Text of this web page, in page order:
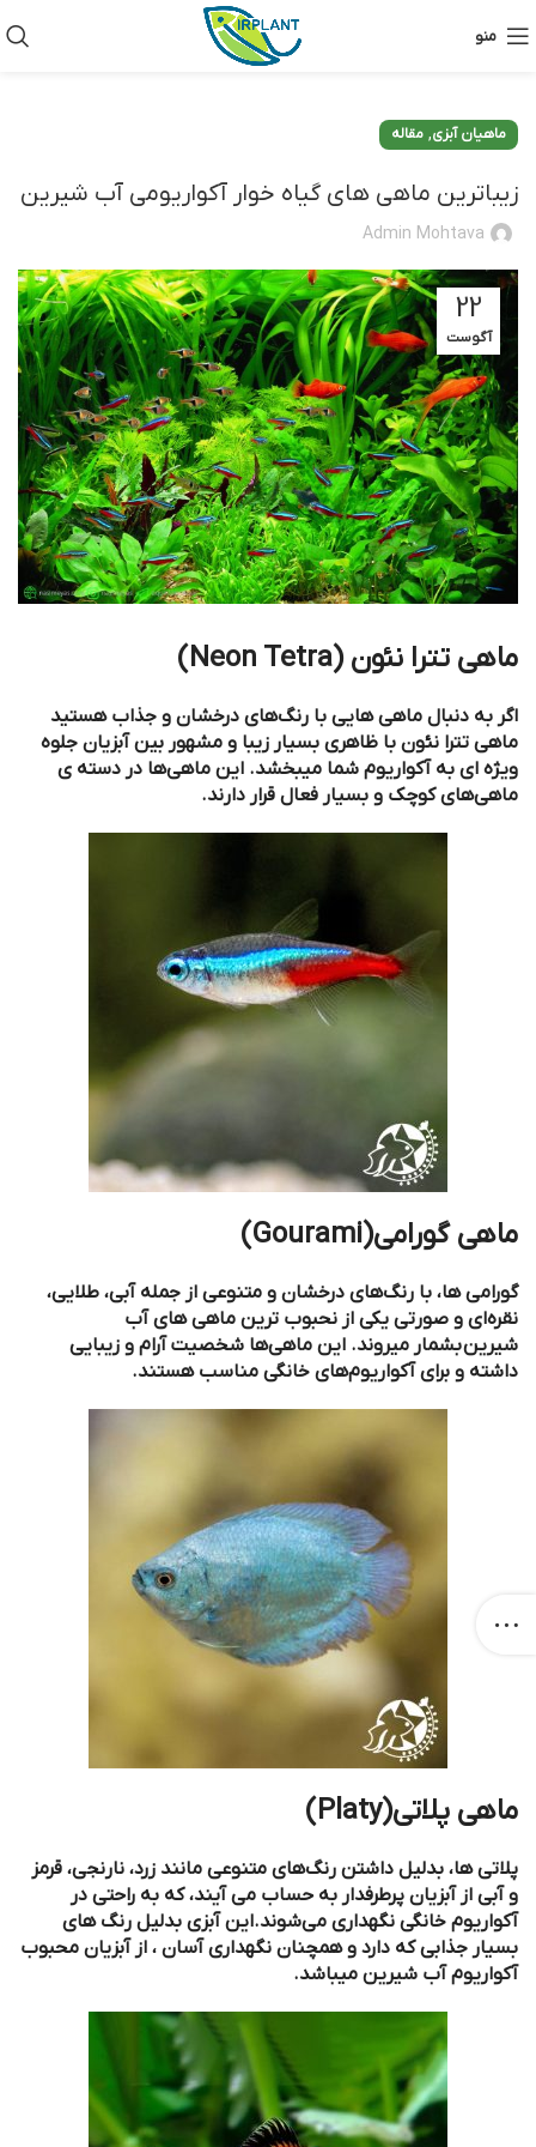
منو
ماهیان آبزی, مقاله
زیباترین ماهی های گیاه خوار آکواریومی آب شیرین
Admin Mohtava
22
آگوست
ماهی تترا نئون (Neon Tetra)
اگر به دنبال ماهی‌ هایی با رنگ‌های درخشان و جذاب هستید
ماهی تترا نئون با ظاهری بسیار زیبا و مشهور بین آبزیان جلوه
ویژه ای به آکواریوم شما میبخشد. این ماهی‌ها در دسته ی
ماهی‌های کوچک و بسیار فعال قرار دارند.
ماهی گورامی(Gourami)
گورامی ها، با رنگ‌های درخشان و متنوعی از جمله آبی، طلایی،
نقره‌ای و صورتی یکی از نحبوب ترین ماهی‌ های آب
شیرین بشمار میروند. این ماهی‌ها شخصیت آرام و زیبایی
داشته و برای آکواریوم‌های خانگی مناسب هستند.
ماهی پلاتی(Platy)
پلاتی ها، بدلیل داشتن رنگ‌های متنوعی مانند زرد، نارنجی، قرمز
و آبی از آبزیان پرطرفدار به حساب می آیند، که به راحتی در
آکواریوم‌ خانگی نگهداری می‌شوند.این آبزی بدلیل رنگ های
بسیار جذابی که دارد و همچنان نگهداری آسان ، از آبزیان محبوب
آکواریوم آب شیرین میباشد.